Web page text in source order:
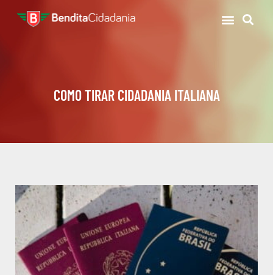
COMO TIRAR CIDADANIA ITALIANA